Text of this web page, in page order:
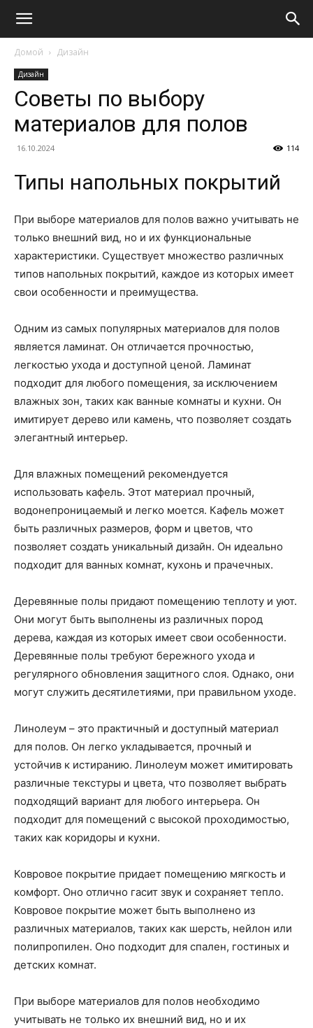
Домой Дизайн
Дизайн
Советы по выбору
материалов для полов
16.10.2024 114
Типы напольных покрытий
При выборе материалов для полов важно учитывать не
только внешний вид, но и их функциональные
характеристики. Существует множество различных
типов напольных покрытий, каждое из которых имеет
свои особенности и преимущества.
Одним из самых популярных материалов для полов
является ламинат. Он отличается прочностью,
легкостью ухода и доступной ценой. Ламинат
подходит для любого помещения, за исключением
влажных зон, таких как ванные комнаты и кухни. Он
имитирует дерево или камень, что позволяет создать
элегантный интерьер.
Для влажных помещений рекомендуется
использовать кафель. Этот материал прочный,
водонепроницаемый и легко моется. Кафель может
быть различных размеров, форм и цветов, что
позволяет создать уникальный дизайн. Он идеально
подходит для ванных комнат, кухонь и прачечных.
Деревянные полы придают помещению теплоту и уют.
Они могут быть выполнены из различных пород
дерева, каждая из которых имеет свои особенности.
Деревянные полы требуют бережного ухода и
регулярного обновления защитного слоя. Однако, они
могут служить десятилетиями, при правильном уходе.
Линолеум – это практичный и доступный материал
для полов. Он легко укладывается, прочный и
устойчив к истиранию. Линолеум может имитировать
различные текстуры и цвета, что позволяет выбрать
подходящий вариант для любого интерьера. Он
подходит для помещений с высокой проходимостью,
таких как коридоры и кухни.
Ковровое покрытие придает помещению мягкость и
комфорт. Оно отлично гасит звук и сохраняет тепло.
Ковровое покрытие может быть выполнено из
различных материалов, таких как шерсть, нейлон или
полипропилен. Оно подходит для спален, гостиных и
детских комнат.
При выборе материалов для полов необходимо
учитывать не только их внешний вид, но и их